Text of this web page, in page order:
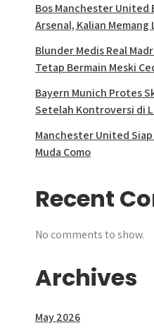
Bos Manchester United
Arsenal, Kalian Memang
Blunder Medis Real
Tetap Bermain Meski
Bayern Munich Protes
Setelah Kontroversi di
Manchester United
Muda Como
Recent
No comments to show.
Archives
May 2026